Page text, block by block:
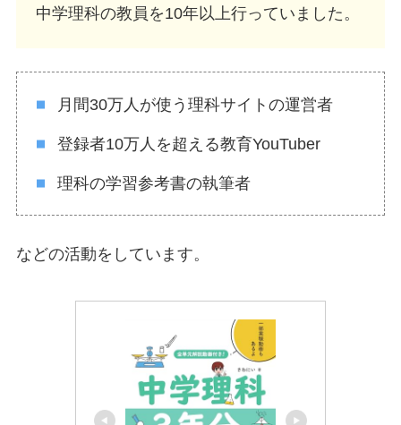
中学理科の教員を10年以上行っていました。
月間30万人が使う理科サイトの運営者
登録者10万人を超える教育YouTuber
理科の学習参考書の執筆者
などの活動をしています。